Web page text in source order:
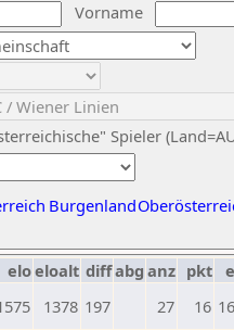
Vorname
Spieler
Burgenland
eloeloalt diffabg anz pkt
1378 197 27 16